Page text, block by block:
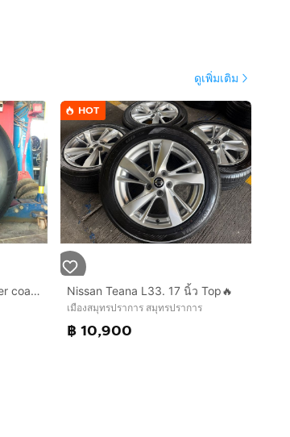
ดูเพิ่มเติม
แม็กอีซูซุ ขอบ17 สีอบpowder coat พร้อมยางคอนติ 265 65 17 ปี25 ยางสวยทุกเส้นใส่ isuzu ตัวสูง mu-x mu7
HOT
Nissan Teana L33. 17 นิ้ว Top🔥
เมืองสมุทรปราการ สมุทรปราการ
฿ 10,900